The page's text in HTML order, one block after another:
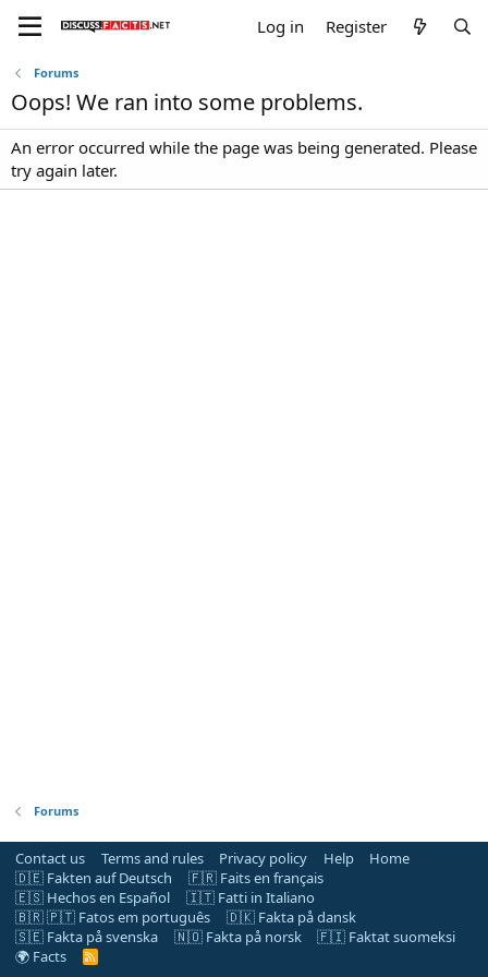
Log in Register
Forums
Oops! We ran into some problems.
An error occurred while the page was being generated. Please
try again later.
Forums
Contact us Terms and rules Privacy policy Help
Home
🇩🇪 Fakten auf Deutsch
🇫🇷 Faits en français
🇪🇸 Hechos en Español
🇮🇹 Fatti in Italiano
🇧🇷 🇵🇹 Fatos em português
🇩🇰 Fakta på dansk
🇸🇪 Fakta på svenska
🇳🇴 Fakta på norsk
🇫🇮 Faktat suomeksi
🌍 Facts
R